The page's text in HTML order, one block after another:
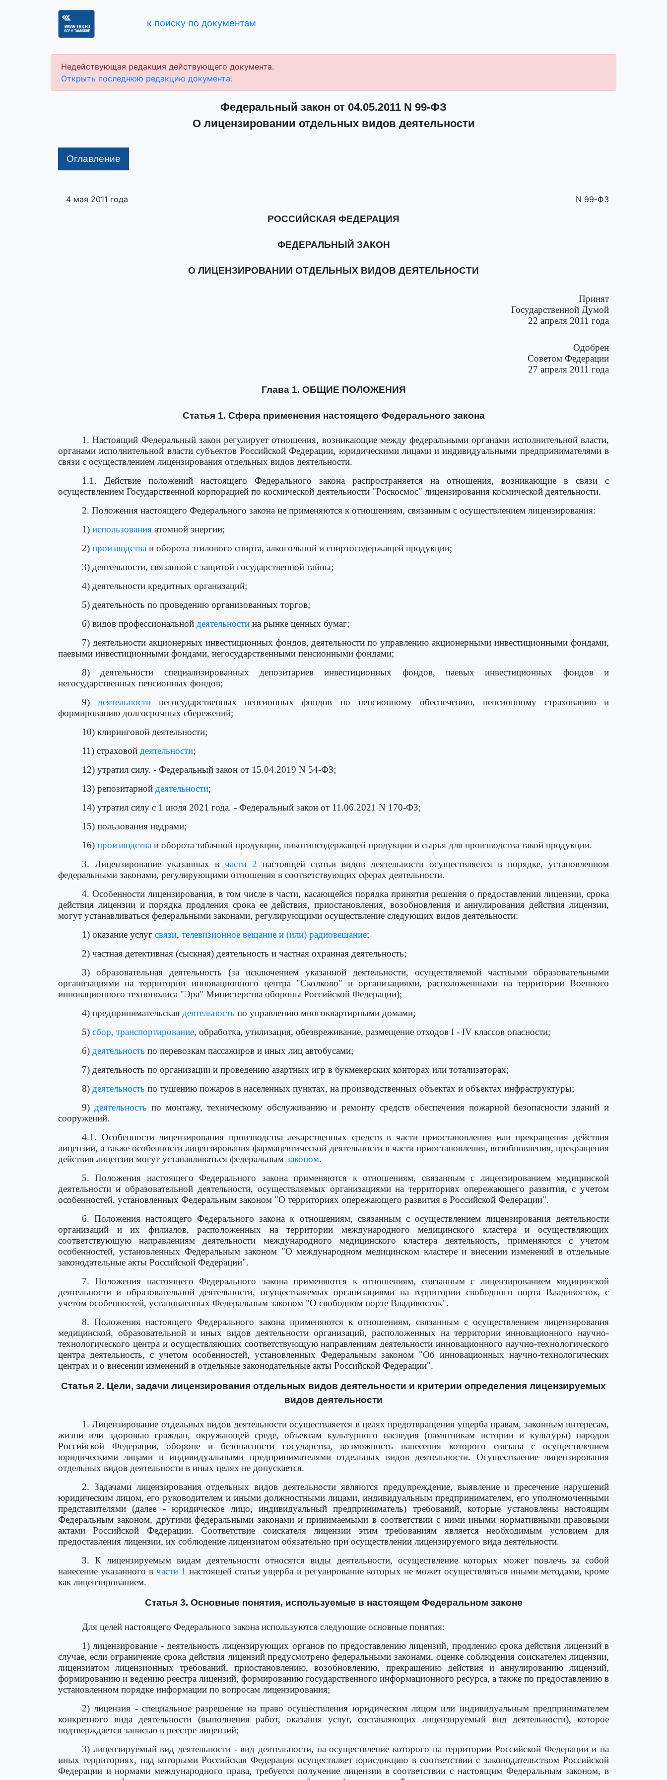
к поиску по документам
Недействующая редакция действующего документа.
Открыть последнюю редакцию документа.
Федеральный закон от 04.05.2011 N 99-ФЗ
О лицензировании отдельных видов деятельности
Оглавление
4 мая 2011 года N 99-ФЗ
РОССИЙСКАЯ ФЕДЕРАЦИЯ
ФЕДЕРАЛЬНЫЙ ЗАКОН
О ЛИЦЕНЗИРОВАНИИ ОТДЕЛЬНЫХ ВИДОВ ДЕЯТЕЛЬНОСТИ
Принят
Государственной Думой
22 апреля 2011 года
Одобрен
Советом Федерации
27 апреля 2011 года
Глава 1. ОБЩИЕ ПОЛОЖЕНИЯ
Статья 1. Сфера применения настоящего Федерального закона
1. Настоящий Федеральный закон регулирует отношения, возникающие между федеральными органами исполнительной власти,
органами исполнительной власти субъектов Российской Федерации, юридическими лицами и индивидуальными предпринимателями в
связи с осуществлением лицензирования отдельных видов деятельности.
1.1. Действие положений настоящего Федерального закона распространяется на отношения, возникающие в связи с
осуществлением Государственной корпорацией по космической деятельности "Роскосмос" лицензирования космической деятельности.
2. Положения настоящего Федерального закона не применяются к отношениям, связанным с осуществлением лицензирования:
1) использования атомной энергии;
2) производства и оборота этилового спирта, алкогольной и спиртосодержащей продукции;
3) деятельности, связанной с защитой государственной тайны;
4) деятельности кредитных организаций;
5) деятельность по проведению организованных торгов;
6) видов профессиональной деятельности на рынке ценных бумаг;
7) деятельности акционерных инвестиционных фондов, деятельности по управлению акционерными инвестиционными фондами,
паевыми инвестиционными фондами, негосударственными пенсионными фондами;
8) деятельности специализированных депозитариев инвестиционных фондов, паевых инвестиционных фондов и
негосударственных пенсионных фондов;
9) деятельности негосударственных пенсионных фондов по пенсионному обеспечению, пенсионному страхованию и
формированию долгосрочных сбережений;
10) клиринговой деятельности;
11) страховой деятельности;
12) утратил силу. - Федеральный закон от 15.04.2019 N 54-ФЗ;
13) репозитарной деятельности;
14) утратил силу с 1 июля 2021 года. - Федеральный закон от 11.06.2021 N 170-ФЗ;
15) пользования недрами;
16) производства и оборота табачной продукции, никотинсодержащей продукции и сырья для производства такой продукции.
3. Лицензирование указанных в части 2 настоящей статьи видов деятельности осуществляется в порядке, установленном
федеральными законами, регулирующими отношения в соответствующих сферах деятельности.
4. Особенности лицензирования, в том числе в части, касающейся порядка принятия решения о предоставлении лицензии, срока
действия лицензии и порядка продления срока ее действия, приостановления, возобновления и аннулирования действия лицензии,
могут устанавливаться федеральными законами, регулирующими осуществление следующих видов деятельности:
1) оказание услуг связи, телевизионное вещание и (или) радиовещание;
2) частная детективная (сыскная) деятельность и частная охранная деятельность;
3) образовательная деятельность (за исключением указанной деятельности, осуществляемой частными образовательными
организациями на территории инновационного центра "Сколково" и организациями, расположенными на территории Военного
инновационного технополиса "Эра" Министерства обороны Российской Федерации);
4) предпринимательская деятельность по управлению многоквартирными домами;
5) сбор, транспортирование, обработка, утилизация, обезвреживание, размещение отходов I - IV классов опасности;
6) деятельность по перевозкам пассажиров и иных лиц автобусами;
7) деятельность по организации и проведению азартных игр в букмекерских конторах или тотализаторах;
8) деятельность по тушению пожаров в населенных пунктах, на производственных объектах и объектах инфраструктуры;
9) деятельность по монтажу, техническому обслуживанию и ремонту средств обеспечения пожарной безопасности зданий и
сооружений.
4.1. Особенности лицензирования производства лекарственных средств в части приостановления или прекращения действия
лицензии, а также особенности лицензирования фармацевтической деятельности в части приостановления, возобновления, прекращения
действия лицензии могут устанавливаться федеральным законом.
5. Положения настоящего Федерального закона применяются к отношениям, связанным с лицензированием медицинской
деятельности и образовательной деятельности, осуществляемых организациями на территориях опережающего развития, с учетом
особенностей, установленных Федеральным законом "О территориях опережающего развития в Российской Федерации".
6. Положения настоящего Федерального закона к отношениям, связанным с осуществлением лицензирования деятельности
организаций и их филиалов, расположенных на территории международного медицинского кластера и осуществляющих
соответствующую направлениям деятельности международного медицинского кластера деятельность, применяются с учетом
особенностей, установленных Федеральным законом "О международном медицинском кластере и внесении изменений в отдельные
законодательные акты Российской Федерации".
7. Положения настоящего Федерального закона применяются к отношениям, связанным с лицензированием медицинской
деятельности и образовательной деятельности, осуществляемых организациями на территории свободного порта Владивосток, с
учетом особенностей, установленных Федеральным законом "О свободном порте Владивосток".
8. Положения настоящего Федерального закона применяются к отношениям, связанным с осуществлением лицензирования
медицинской, образовательной и иных видов деятельности организаций, расположенных на территории инновационного научно-
технологического центра и осуществляющих соответствующую направлениям деятельности инновационного научно-технологического
центра деятельность, с учетом особенностей, установленных Федеральным законом "Об инновационных научно-технологических
центрах и о внесении изменений в отдельные законодательные акты Российской Федерации".
Статья 2. Цели, задачи лицензирования отдельных видов деятельности и критерии определения лицензируемых
видов деятельности
1. Лицензирование отдельных видов деятельности осуществляется в целях предотвращения ущерба правам, законным интересам,
жизни или здоровью граждан, окружающей среде, объектам культурного наследия (памятникам истории и культуры) народов
Российской Федерации, обороне и безопасности государства, возможность нанесения которого связана с осуществлением
юридическими лицами и индивидуальными предпринимателями отдельных видов деятельности. Осуществление лицензирования
отдельных видов деятельности в иных целях не допускается.
2. Задачами лицензирования отдельных видов деятельности являются предупреждение, выявление и пресечение нарушений
юридическим лицом, его руководителем и иными должностными лицами, индивидуальным предпринимателем, его уполномоченными
представителями (далее - юридическое лицо, индивидуальный предприниматель) требований, которые установлены настоящим
Федеральным законом, другими федеральными законами и принимаемыми в соответствии с ними иными нормативными правовыми
актами Российской Федерации. Соответствие соискателя лицензии этим требованиям является необходимым условием для
предоставления лицензии, их соблюдение лицензиатом обязательно при осуществлении лицензируемого вида деятельности.
3. К лицензируемым видам деятельности относятся виды деятельности, осуществление которых может повлечь за собой
нанесение указанного вчасти 1 настоящей статьи ущерба и регулирование которых не может осуществляться иными методами, кроме
как лицензированием.
Статья 3. Основные понятия, используемые в настоящем Федеральном законе
Для целей настоящего Федерального закона используются следующие основные понятия:
1) лицензирование - деятельность лицензирующих органов по предоставлению лицензий, продлению срока действия лицензий в
случае, если ограничение срока действия лицензий предусмотрено федеральными законами, оценке соблюдения соискателем лицензии,
лицензиатом лицензионных требований, приостановлению, возобновлению, прекращению действия и аннулированию лицензий,
формированию и ведению реестра лицензий, формированию государственного информационного ресурса, а также по предоставлению в
установленном порядке информации по вопросам лицензирования;
2) лицензия - специальное разрешение на право осуществления юридическим лицом или индивидуальным предпринимателем
конкретного вида деятельности (выполнения работ, оказания услуг, составляющих лицензируемый вид деятельности), которое
подтверждается записью в реестре лицензий;
3) лицензируемый вид деятельности - вид деятельности, на осуществление которого на территории Российской Федерации и на
иных территориях, над которыми Российская Федерация осуществляет юрисдикцию в соответствии с законодательством Российской
Федерации и нормами международного права, требуется получение лицензии в соответствии с настоящим Федеральным законом, в